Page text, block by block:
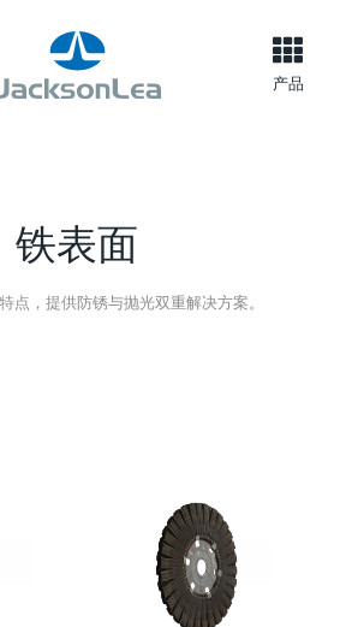
产品
铁表面
点，提供防锈与抛光双重解决方案。